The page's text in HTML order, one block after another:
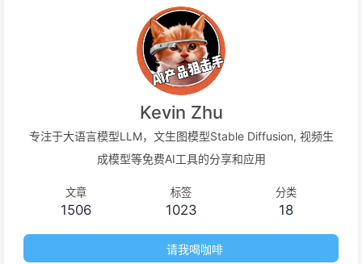
Kevin Zhu
专注于大语言模型LLM，文生图模型Stable Diffusion, 视频生
成模型等免费AI工具的分享和应用
文章
1506
标签
1023
分类
18
请我喝咖啡